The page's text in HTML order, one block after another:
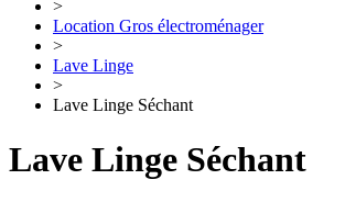
>
Location Gros électroménager
>
Lave Linge
>
Lave Linge Séchant
Lave Linge Séchant